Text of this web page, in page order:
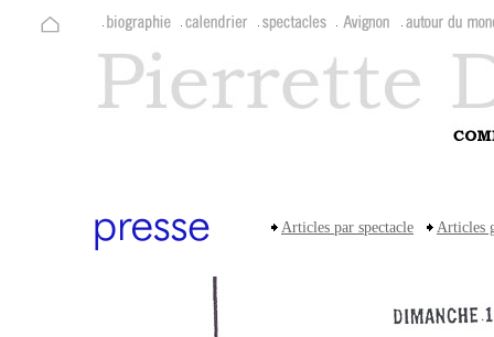
Articles par spectacle Articles